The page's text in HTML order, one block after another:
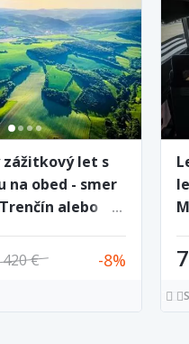
zážitkový let s
na obed - smer
alebo
420 € 8